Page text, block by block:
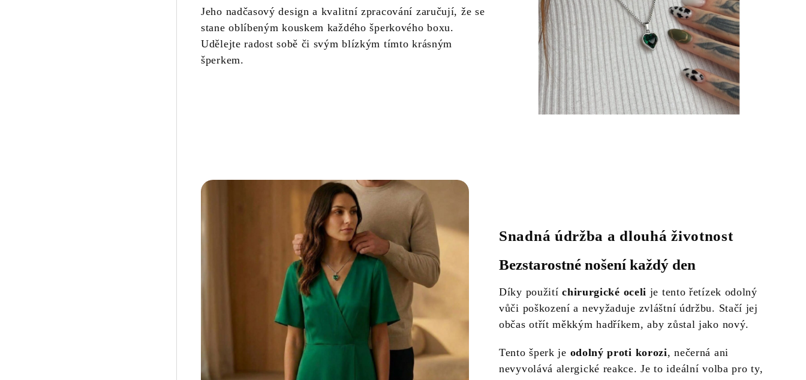
Jeho nadčasový design a kvalitní zpracování zaručují, že se
stane oblíbeným kouskem každého šperkového boxu.
Udělejte radost sobě či svým blízkým tímto krásným
šperkem.
Snadná údržba a dlouhá životnost
Bezstarostné nošení každý den
Díky použitíchirurgické oceli je tento řetízek odolný
vůči poškození a nevyžaduje zvláštní údržbu. Stačí jej
občas otřít měkkým hadříkem, aby zůstal jako nový.
Tento šperk je odolný proti korozi, nečerná ani
nevyvolává alergické reakce. Je to ideální volba pro ty,